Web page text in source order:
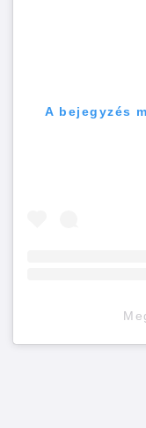
A bejegyzés